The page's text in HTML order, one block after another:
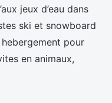
jeux d’eau dans
ski et snowboard
hebergement pour
en animaux,